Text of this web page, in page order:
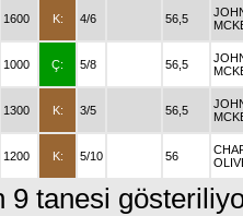
1600 K: 4/6 56,5
1000 Ç: 5/8 56,5
1300 K: 3/5 56,5
1200 K: 5/10 56
9 tanesi